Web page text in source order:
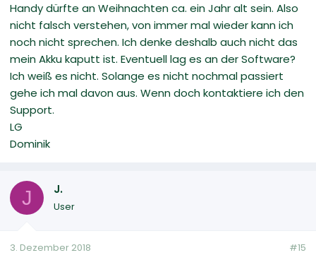
Handy dürfte an Weihnachten ca. ein Jahr alt sein. Also
nicht falsch verstehen, von immer mal wieder kann ich
noch nicht sprechen. Ich denke deshalb auch nicht das
mein Akku kaputt ist. Eventuell lag es an der Software?
Ich weiß es nicht. Solange es nicht nochmal passiert
gehe ich mal davon aus. Wenn doch kontaktiere ich den
Support.
LG
Dominik
J J.
User
3. Dezember 2018 #15